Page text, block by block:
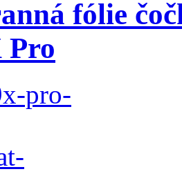
fólie
Pro